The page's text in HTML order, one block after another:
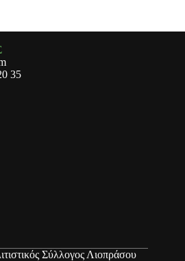
35
Σύλλογος Λιοπράσου